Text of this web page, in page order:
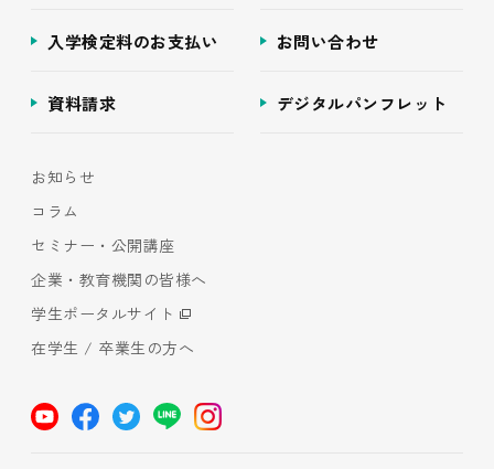
入学検定料のお支払い お問い合わせ
資料請求 デジタルパンフレット
お知らせ
コラム
セミナー・公開講座
企業・教育機関の皆様へ
学生ポータルサイト
在学生 / 卒業生の方へ